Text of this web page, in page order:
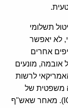
תשלומי
לא יאפשר
אחרים
אובמה, מונעים
לרשות
משפטית של
ישראל על ידי בית הדין הפלילי הבינלאומי (ICC). מאחר שאש"ף